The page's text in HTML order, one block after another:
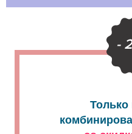
-
Только